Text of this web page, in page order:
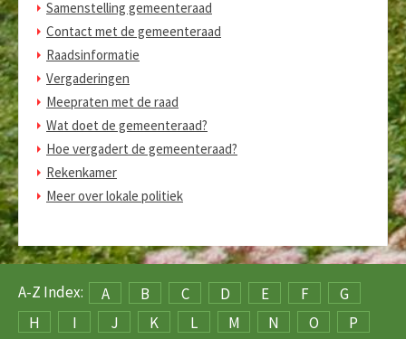
Samenstelling gemeenteraad
Contact met de gemeenteraad
Raadsinformatie
Vergaderingen
Meepraten met de raad
Wat doet de gemeenteraad?
Hoe vergadert de gemeenteraad?
Rekenkamer
Meer over lokale politiek
A-Z Index: A B C D E F
G
H
I J K L M N O
P